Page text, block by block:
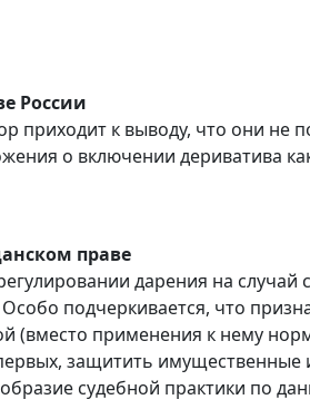
России
приходит к выводу, что они не
о включении дериватива
праве
дарения на случай
подчеркивается, что
(вместо применения к нему
защитить имущественные
судебной практики по